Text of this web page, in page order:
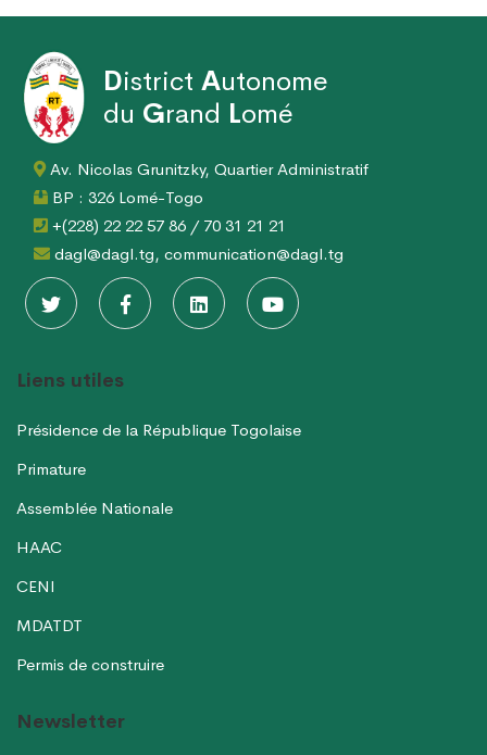
District Autonome
du Grand Lomé
Av. Nicolas Grunitzky, Quartier Administratif
BP : 326 Lomé-Togo
+(228) 22 22 57 86 / 70 31 21 21
dagl@dagl.tg, communication@dagl.tg
Liens utiles
Présidence de la République Togolaise
Primature
Assemblée Nationale
HAAC
CENI
MDATDT
Permis de construire
Newsletter